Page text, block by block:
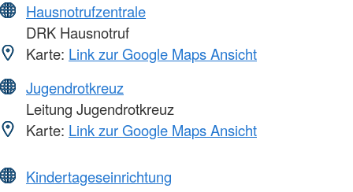
Hausnotrufzentrale
DRK Hausnotruf
Karte: Link zur Google Maps Ansicht
Jugendrotkreuz
Leitung Jugendrotkreuz
Karte: Link zur Google Maps Ansicht
Kindertageseinrichtung